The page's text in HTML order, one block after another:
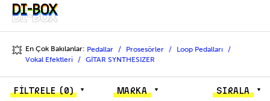
DI-Box
DI-Box
💥 En Çok Bakılanlar: Pedallar Prosesörler
Loop Pedalları
Vokal Efektleri
GİTAR SYNTHESIZER
FİLTRELE(0) MARKA SIRALA